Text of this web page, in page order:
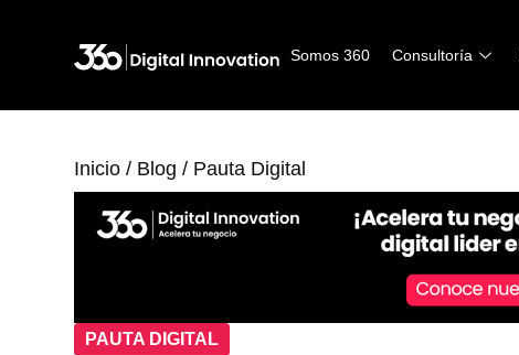
Somos 360 Consultoría
Somos 360 Consultoría
Inicio / Blog / Pauta Digital
PAUTA DIGITAL